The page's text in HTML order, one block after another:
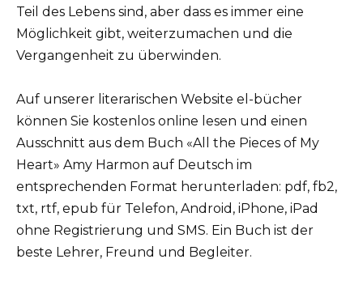
Teil des Lebens sind, aber dass es immer eine
Möglichkeit gibt, weiterzumachen und die
Vergangenheit zu überwinden.
Auf unserer literarischen Website el-bücher
können Sie kostenlos online lesen und einen
Ausschnitt aus dem Buch «All the Pieces of My
Heart» Amy Harmon auf Deutsch im
entsprechenden Format herunterladen: pdf, fb2,
txt, rtf, epub für Telefon, Android, iPhone, iPad
ohne Registrierung und SMS. Ein Buch ist der
beste Lehrer, Freund und Begleiter.